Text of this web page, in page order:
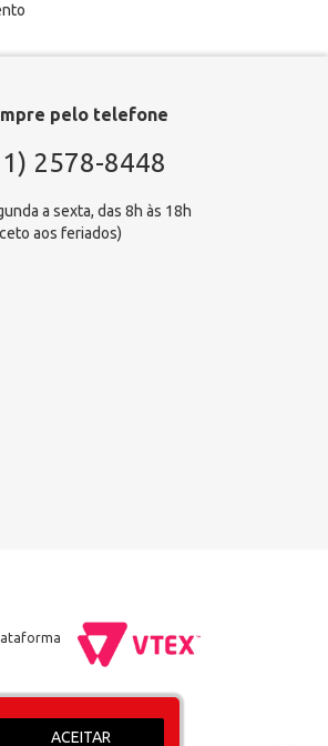
pelo telefone
2578-8448
a sexta, das 8h às 18h
aos feriados)
ACEITAR